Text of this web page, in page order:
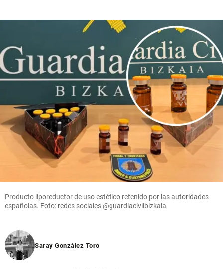
Producto liporeductor de uso estético retenido por las autoridades
españolas. Foto: redes sociales @guardiacivilbizkaia
Saray González Toro